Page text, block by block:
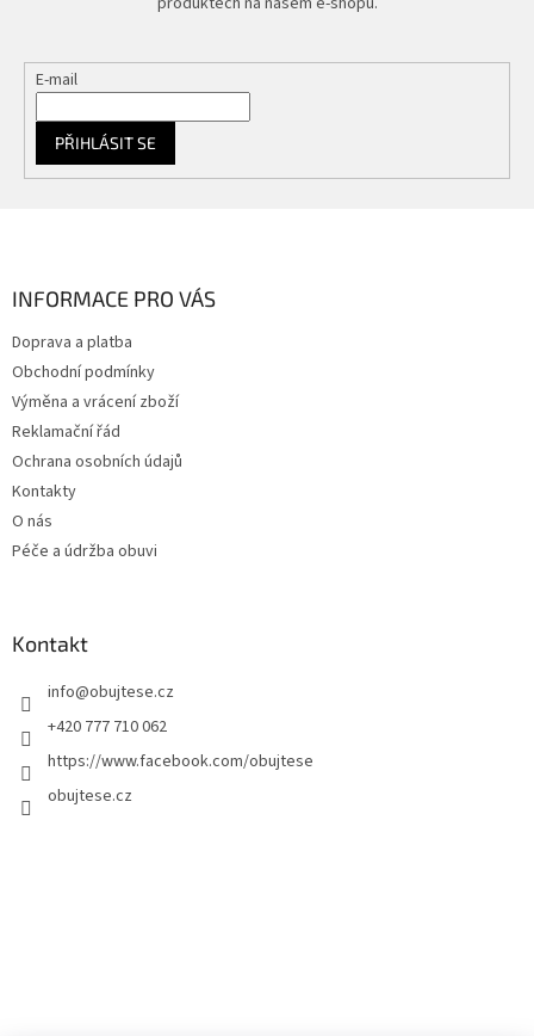
i
E-mail
PŘIHLÁSIT SE
INFORMACE PRO VÁS
Doprava a platba
Obchodní podmínky
Výměna a vrácení zboží
Reklamační řád
Ochrana osobních údajů
Kontakty
O nás
Péče a údržba obuvi
Kontakt
info@obujtese.cz
+420 777 710 062
https://www.facebook.com/obujtese
obujtese.cz